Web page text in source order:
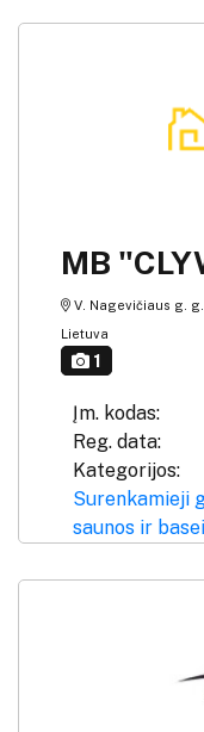
MB
V. Nagevičiaus g.
Lietuva
1
Įm. kodas:
Reg. data:
Kategorijos:
Surenkamieji
saunos ir